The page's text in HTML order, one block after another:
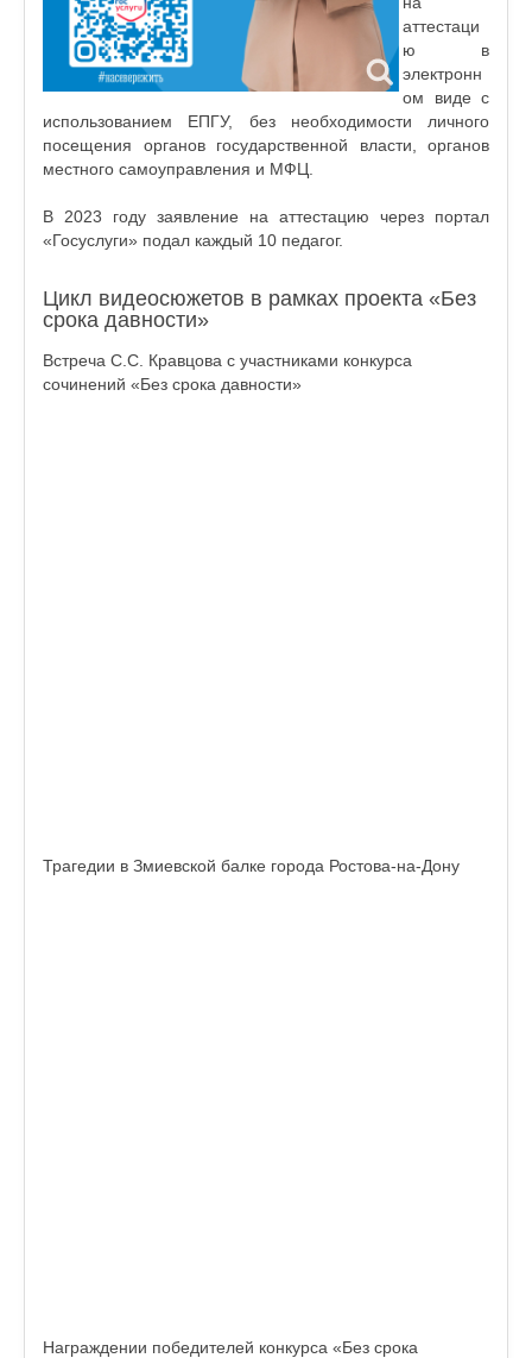
аттестаци
ю в
электронн
ом виде с
использованием ЕПГУ, без необходимости личного
посещения органов государственной власти, органов
местного самоуправления и МФЦ.
В 2023 году заявление на аттестацию через портал
«Госуслуги» подал каждый 10 педагог.
Цикл видеосюжетов в рамках проекта «Без
срока давности»
Встреча С.С. Кравцова с участниками конкурса
сочинений «Без срока давности»
Трагедии в Змиевской балке города Ростова-на-Дону
Награждении победителей конкурса «Без срока